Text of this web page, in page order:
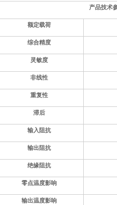
产品技术
额定载荷
综合精度
灵敏度
非线性
重复性
滞后
输入阻抗
输出阻抗
绝缘阻抗
零点温度影响
输出温度影响